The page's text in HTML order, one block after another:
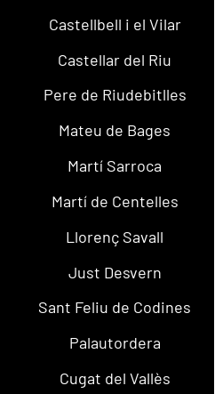
Castellbell i el Vilar
Castellar del Riu
Pere de Riudebitlles
Mateu de Bages
Martí Sarroca
Martí de Centelles
Llorenç Savall
Just Desvern
Sant Feliu de Codines
Palautordera
Cugat del Vallès